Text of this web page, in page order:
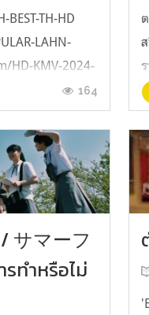
TH-HD
LAHN-
HD-KMV-2024-
github-
164
サマーフ
ทำหรือไม่